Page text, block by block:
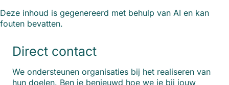
Deze inhoud is gegenereerd met behulp van AI en kan
fouten bevatten.
Direct contact
We ondersteunen organisaties bij het realiseren van
hun doelen. Ben je benieuwd hoe we je bij jouw